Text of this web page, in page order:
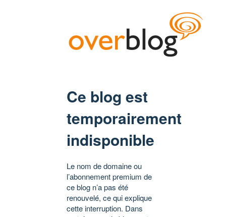
Ce blog est
temporairement
indisponible
Le nom de domaine ou
l’abonnement premium de
ce blog n’a pas été
renouvelé, ce qui explique
cette interruption. Dans